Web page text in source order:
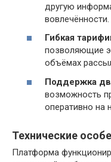
другую
вовлечённости.
Гибкая
позволяющие
объёмах
Поддержка
возможность
оперативно на
Технические
Платформа